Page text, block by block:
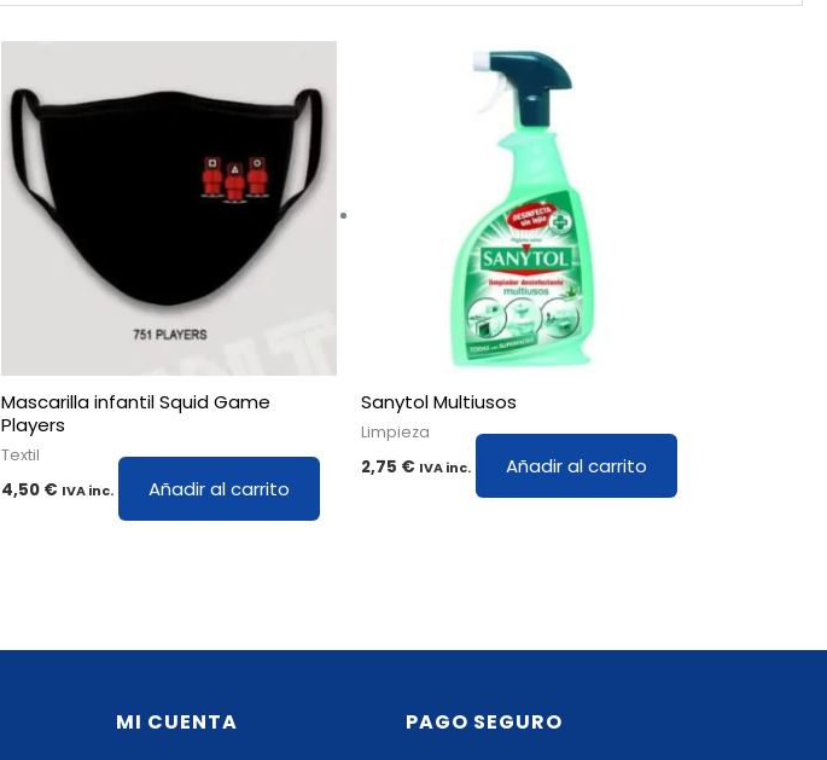
Mascarilla infantil Squid Game
Players
Textil
4,50 € IVA inc. Añadir al carrito
Sanytol Multiusos
Limpieza
2,75 € IVA inc. Añadir al carrito
MI CUENTA PAGO SEGURO